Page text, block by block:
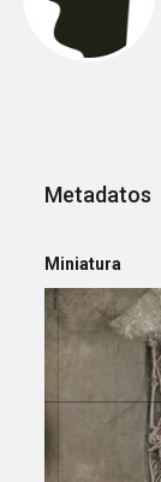
Metadatos
Miniatura